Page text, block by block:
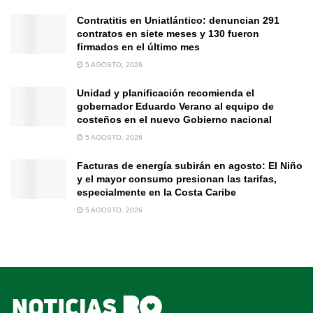
Contratitis en Uniatlántico: denuncian 291
contratos en siete meses y 130 fueron
firmados en el último mes
5 AGOSTO, 2026
Unidad y planificación recomienda el
gobernador Eduardo Verano al equipo de
costeños en el nuevo Gobierno nacional
5 AGOSTO, 2026
Facturas de energía subirán en agosto: El Niño
y el mayor consumo presionan las tarifas,
especialmente en la Costa Caribe
5 AGOSTO, 2026